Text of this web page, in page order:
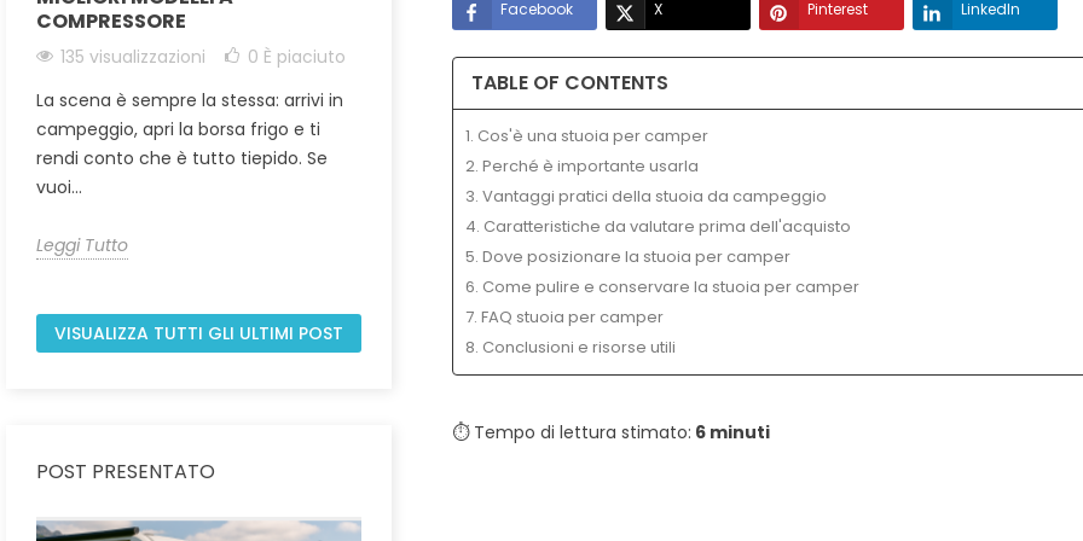
COMPRESSORE
135 visualizzazioni 0 È piaciuto
La scena è sempre la stessa: arrivi in
campeggio, apri la borsa frigo e ti
rendi conto che è tutto tiepido. Se
vuoi...
Leggi Tutto
162 visualizzazioni 0 È piaciuto
I minivan moderni diventano veri
compagni di viaggio: ecco come le
tende posteriori trasformano il
portellone in una...
Leggi Tutto
375 visualizzazioni 1 È piaciuto
Scopri tutto sui fornellini elettrici da
migliori modelli sul mercato. Leggi la...
VISUALIZZA TUTTI GLI ULTIMI POST
POST PRESENTATO
Facebook X Pinterest LinkedIn
TABLE OF CONTENTS
1. Cos'è una stuoia per camper
2. Perché è importante usarla
3. Vantaggi pratici della stuoia da campeggio
4. Caratteristiche da valutare prima dell'acquisto
5. Dove posizionare la stuoia per camper
6. Come pulire e conservare la stuoia per camper
7. FAQ stuoia per camper
8. Conclusioni e risorse utili
⏱ Tempo di lettura stimato: 6 minuti